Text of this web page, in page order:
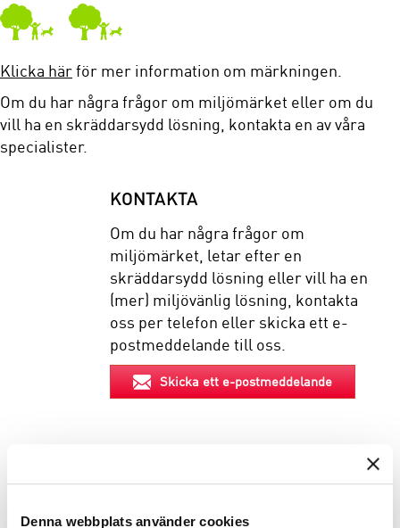
Denna webbplats använder cookies
Klicka härför mer information om märkningen.
Om du har några frågor om miljömärket eller om du
vill ha en skräddarsydd lösning, kontakta en av våra
specialister.
KONTAKTA
Om du har några frågor om
miljömärket, letar efter en
skräddarsydd lösning eller vill ha en
(mer) miljövänlig lösning, kontakta
oss per telefon eller skicka ett e-
postmeddelande till oss.
Skicka ett e-postmeddelande